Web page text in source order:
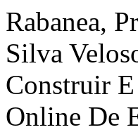
Rabanea,
Silva
Construir E
Online De